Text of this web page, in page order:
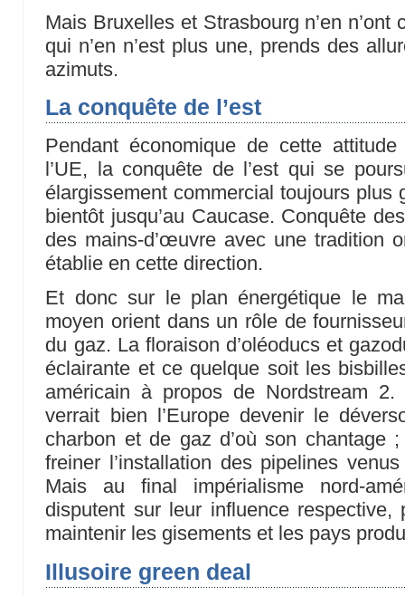
Mais Bruxelles et Strasbourg n’en n’ont
qui n’en n’est plus une, prends des
azimuts.
La conquête de l’est
Pendant économique de cette
l’UE, la conquête de l’est qui se
élargissement commercial toujours plus
bientôt jusqu’au Caucase. Conquête
des mains-d’œuvre avec une tradition
établie en cette direction.
Et donc sur le plan énergétique le
moyen orient dans un rôle de
du gaz. La floraison d’oléoducs et
éclairante et ce quelque soit les
américain à propos de Nordstream
verrait bien l’Europe devenir le
charbon et de gaz d’où son chantage
freiner l’installation des pipelines
Mais au final impérialisme nord-
disputent sur leur influence respective,
maintenir les gisements et les pays
Illusoire green deal